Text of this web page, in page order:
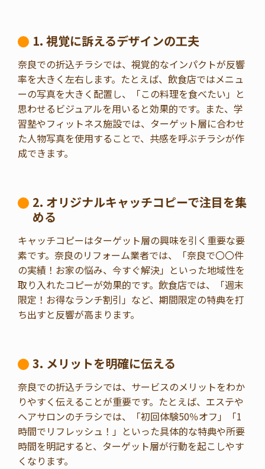
1. 視覚に訴えるデザインの工夫
奈良での折込チラシでは、視覚的なインパクトが反響
率を大きく左右します。たとえば、飲食店ではメニュ
ーの写真を大きく配置し、「この料理を食べたい」と
思わせるビジュアルを用いると効果的です。また、学
習塾やフィットネス施設では、ターゲット層に合わせ
た人物写真を使用することで、共感を呼ぶチラシが作
成できます。
2. オリジナルキャッチコピーで注目を集
める
キャッチコピーはターゲット層の興味を引く重要な要
素です。奈良のリフォーム業者では、「奈良で〇〇件
の実績！お家の悩み、今すぐ解決」といった地域性を
取り入れたコピーが効果的です。飲食店では、「週末
限定！お得なランチ割引」など、期間限定の特典を打
ち出すと反響が高まります。
3. メリットを明確に伝える
奈良での折込チラシでは、サービスのメリットをわか
りやすく伝えることが重要です。たとえば、エステや
ヘアサロンのチラシでは、「初回体験50％オフ」「1
時間でリフレッシュ！」といった具体的な特典や所要
時間を明記すると、ターゲット層が行動を起こしやす
くなります。